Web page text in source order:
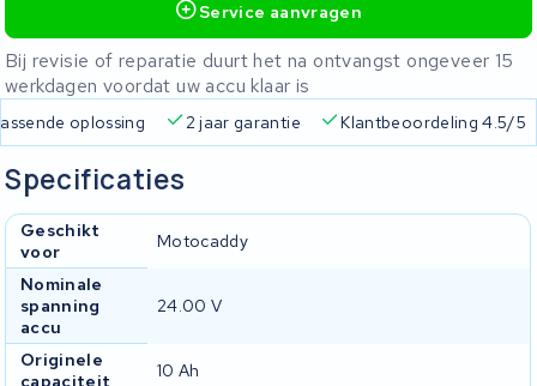
Service aanvragen
Bij revisie of reparatie duurt het na ontvangst ongeveer 15
werkdagen voordat uw accu klaar is
oplossing 2 jaar garantie Klantbeoordeling 4.5/5
Specificaties
Geschikt
voor
Motocaddy
Nominale
spanning
accu
24.00 V
Originele
capaciteit
10 Ah